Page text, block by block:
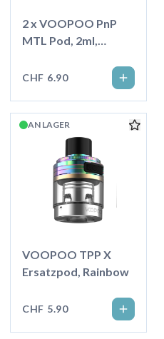
2 x VOOPOO PnP
MTL Pod, 2ml,
CHF 6.90
AN LAGER
VOOPOO TPP X
Ersatzpod, Rainbow
CHF 5.90